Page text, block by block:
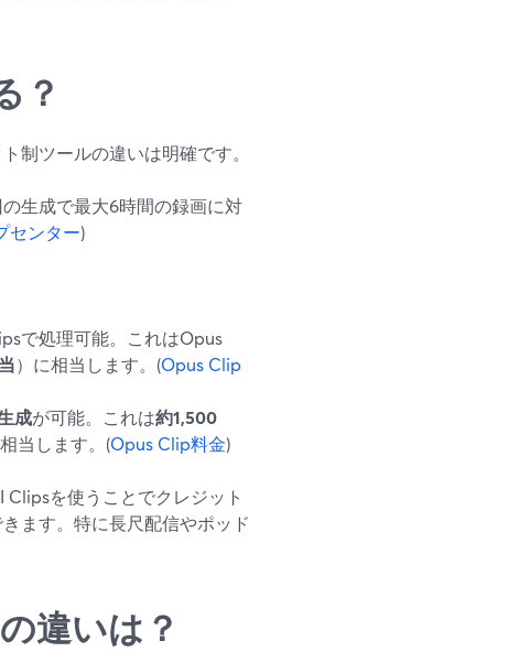
？
制ツールの違いは明確です。
生成で最大6時間の録画に対
センター)
で処理可能。これはOpus
）に相当します。(Opus Clip
成が可能。これは約1,500
当します。(Opus Clip料金)
を使うことでクレジット
ます。特に長尺配信やポッド
違いは？